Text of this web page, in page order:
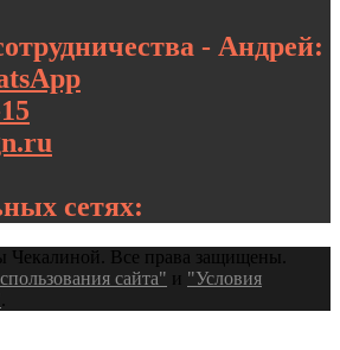
- Андрей:
сетях:
Чекалиной. Все права защищены.
сайта" и "Условия